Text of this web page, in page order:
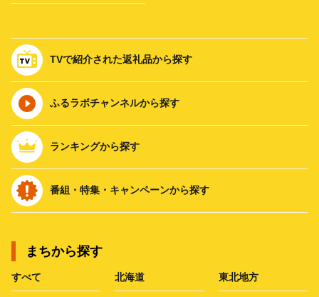
TVで紹介された返礼品から探す
ふるラボチャンネルから探す
ランキングから探す
番組・特集・キャンペーンから探す
まちから探す
すべて 北海道 東北地方